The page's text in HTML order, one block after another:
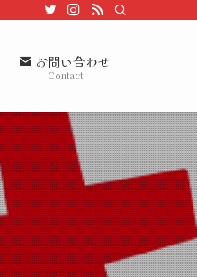
お問い合わせ
Contact